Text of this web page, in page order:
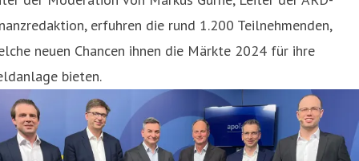
erfuhren die rund 1.200 Teilnehmenden,
neuen Chancen ihnen die Märkte 2024 für ihre
bieten.